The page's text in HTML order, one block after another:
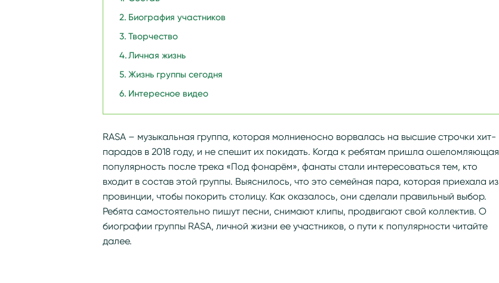
Биография участников
Творчество
Личная жизнь
Жизнь группы сегодня
Интересное видео
RASA – музыкальная группа, которая молниеносно ворвалась на высшие строчки хит-
парадов в 2018 году, и не спешит их покидать. Когда к ребятам пришла ошеломляющая
популярность после трека «Под фонарём», фанаты стали интересоваться тем, кто
входит в состав этой группы. Выяснилось, что это семейная пара, которая приехала из
провинции, чтобы покорить столицу. Как оказалось, они сделали правильный выбор.
Ребята самостоятельно пишут песни, снимают клипы, продвигают свой коллектив. О
биографии группы RASA, личной жизни ее участников, о пути к популярности читайте
далее.